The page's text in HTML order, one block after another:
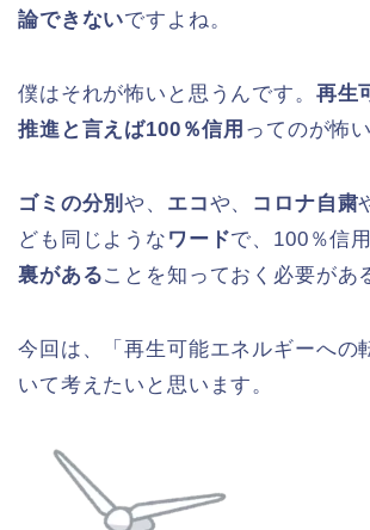
論できないですよね。
僕はそれが怖いと思うんです。 再生
推進と言えば100％信用 ってのが怖い
ゴミの分別や、 エコや、 コロナ自粛
ども同じような ワードで、100％信
裏があることを知っておく必要があ
今回は、「再生可能エネルギーへの
いて考えたいと思います。